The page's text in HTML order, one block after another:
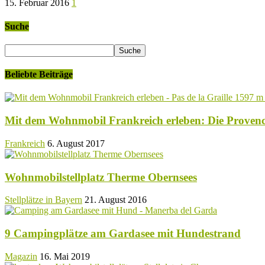
15. Februar 2016 1
Suche
Beliebte Beiträge
Mit dem Wohnmobil Frankreich erleben: Die
Frankreich 6. August 2017
Wohnmobilstellplatz Therme Obernsees
Stellplätze in Bayern 21. August 2016
9 Campingplätze am Gardasee mit Hundestrand
Magazin 16. Mai 2019